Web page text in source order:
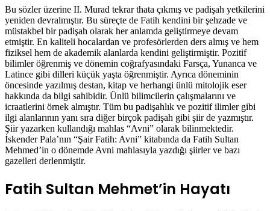
Bu sözler üzerine II. Murad tekrar thata çıkmış ve padişah yetkilerini
yeniden devralmıştır. Bu süreçte de Fatih kendini bir şehzade ve
müstakbel bir padişah olarak her anlamda geliştirmeye devam
etmiştir. En kaliteli hocalardan ve profesörlerden ders almış ve hem
fiziksel hem de akademik alanlarda kendini geliştirmiştir. Pozitif
bilimler öğrenmiş ve dönemin coğrafyasındaki Farsça, Yunanca ve
Latince gibi dilleri küçük yaşta öğrenmiştir. Ayrıca döneminin
öncesinde yazılmış destan, kitap ve herhangi ünlü mitolojik eser
hakkında da bilgi sahibidir. Ünlü bilimcilerin çalışmalarını ve
icraatlerini örnek almıştır. Tüm bu padişahlık ve pozitif ilimler gibi
ilgi alanlarının yanı sıra diğer birçok padişah gibi şiir de yazmıştır.
Şiir yazarken kullandığı mahlas “Avni” olarak bilinmektedir.
İskender Pala’nın “Şair Fatih: Avni” kitabında da Fatih Sultan
Mehmed’in o dönemde Avni mahlasıyla yazdığı şiirler ve bazı
gazelleri derlenmiştir.
Fatih Sultan Mehmet’in Hayatı